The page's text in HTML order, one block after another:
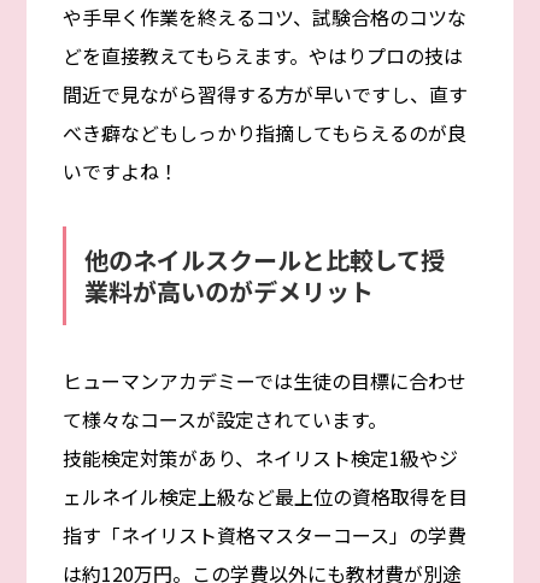
や手早く作業を終えるコツ、試験合格のコツな
どを直接教えてもらえます。やはりプロの技は
間近で見ながら習得する方が早いですし、直す
べき癖などもしっかり指摘してもらえるのが良
いですよね！
他のネイルスクールと比較して授
業料が高いのがデメリット
ヒューマンアカデミーでは生徒の目標に合わせ
て様々なコースが設定されています。
技能検定対策があり、ネイリスト検定1級やジ
ェルネイル検定上級など最上位の資格取得を目
指す「ネイリスト資格マスターコース」の学費
は約120万円。この学費以外にも教材費が別途